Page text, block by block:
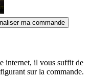
internet, il vous suffit de
sur la commande.